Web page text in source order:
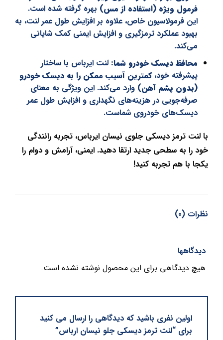
فرمول ویژه (استفاده از مس)بهره گرفته شده است.
این فرمولاسیون خاص، علاوه بر افزایش طول عمر لنت، به
بهبود عملکرد ترمزگیری و افزایش ایمنی کمک شایانی
می‌کند.
محافظ دیسک خودرو شما:لنت ایرباس با ساختار
پیشرفته خود،کمترین آسیب ممکن را به دیسک خودرو
(بدون پشم آهن)وارد می‌کند. این ویژگی به معنای
صرفه‌جویی در هزینه‌های نگهداری و افزایش طول عمر
دیسک‌های خودروی شماست.
با لنت ترمز دیسکی جلوی نیسان ایرباس، تجربه رانندگی
خود را به سطحی جدید ارتقا دهید. ایمنی، آرامش و دوام را
یکجا با هم تجربه کنید!
نظرات (0)
دیدگاهها
هیچ دیدگاهی برای این محصول نوشته نشده است.
اولین نفری باشید که دیدگاهی را ارسال می کنید
برای “لنت ترمز دیسکی جلو نیسان ارباس”